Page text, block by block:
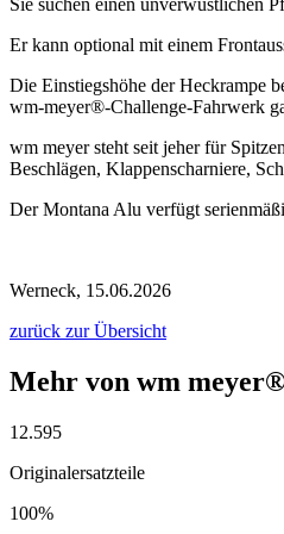
Er kann optional mit einem
Die Einstiegshöhe der Heckrampe
wm-meyer®-Challenge-Fahrwerk
wm meyer steht seit jeher für
Beschlägen, Klappenscharniere,
Der Montana Alu verfügt
Werneck, 15.06.2026
zurück zur Übersicht
Mehr von wm
12.595
Originalersatzteile
100%